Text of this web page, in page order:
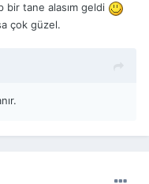
bir tane alasım geldi
çok güzel.